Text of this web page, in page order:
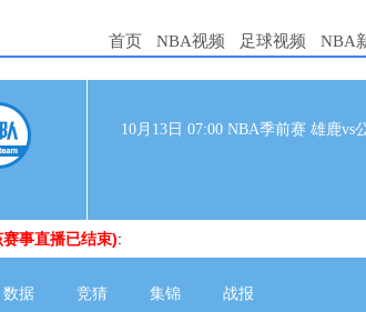
首页 NBA视频 足球视频 NBA
10月13日 07:00 NBA季前赛 雄鹿vs
事直播已结束):
数据 竞猜 集锦 战报